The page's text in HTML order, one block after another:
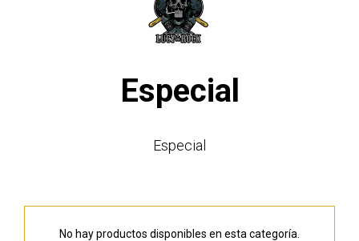
Especial
Especial
No hay productos disponibles en esta categoría.